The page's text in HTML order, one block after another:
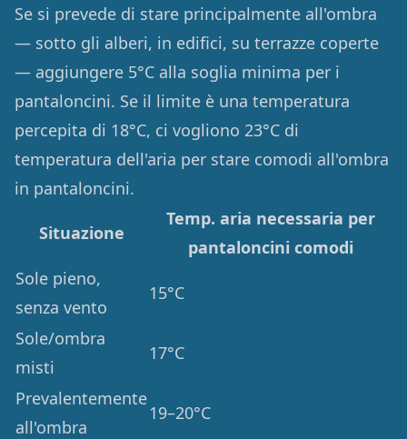
Se si prevede di stare principalmente all'ombra
— sotto gli alberi, in edifici, su terrazze coperte
— aggiungere 5°C alla soglia minima per i
pantaloncini. Se il limite è una temperatura
percepita di 18°C, ci vogliono 23°C di
temperatura dell'aria per stare comodi all'ombra
in pantaloncini.
Situazione
Temp. aria necessaria per
pantaloncini comodi
Sole pieno,
senza vento
15°C
Sole/ombra
misti
17°C
Prevalentemente
all'ombra
19–20°C